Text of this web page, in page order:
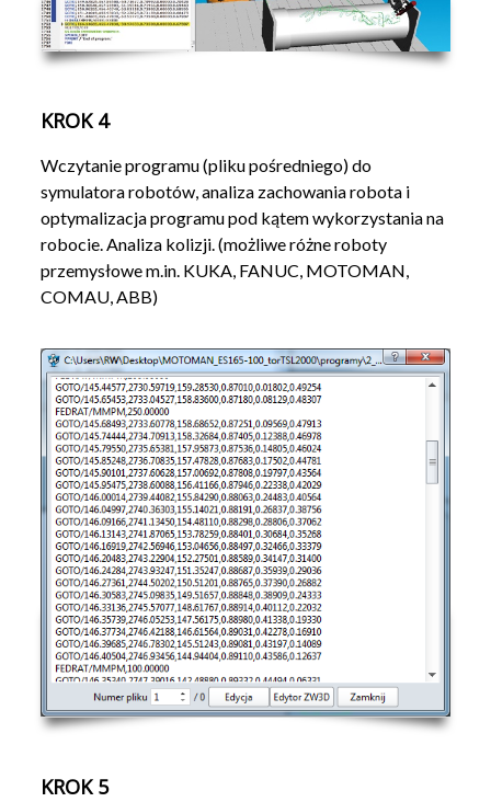
KROK 4
Wczytanie programu (pliku pośredniego) do
symulatora robotów, analiza zachowania robota i
optymalizacja programu pod kątem wykorzystania na
robocie. Analiza kolizji. (możliwe różne roboty
przemysłowe m.in. KUKA, FANUC, MOTOMAN,
COMAU, ABB)
KROK 5